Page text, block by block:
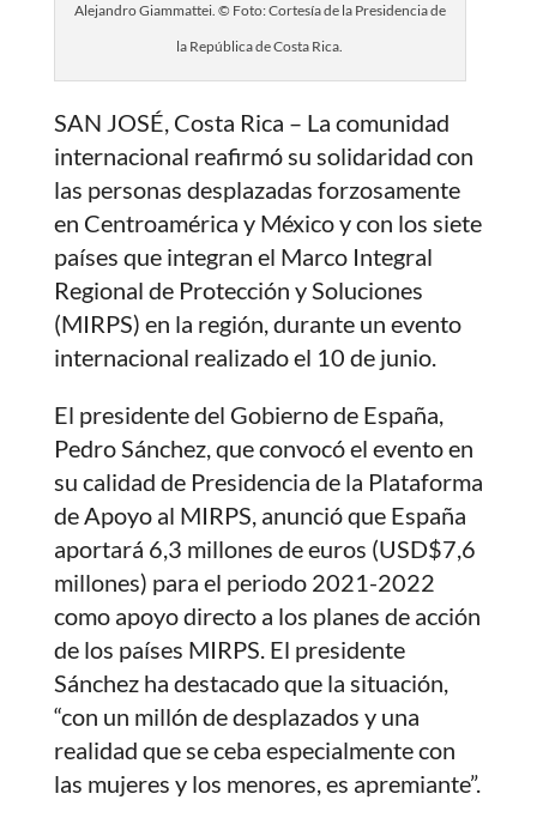
Alejandro Giammattei. © Foto: Cortesía de la Presidencia de
la República de Costa Rica.
SAN JOSÉ, Costa Rica – La comunidad
internacional reafirmó su solidaridad con
las personas desplazadas forzosamente
en Centroamérica y México y con los siete
países que integran el Marco Integral
Regional de Protección y Soluciones
(MIRPS) en la región, durante un evento
internacional realizado el 10 de junio.
El presidente del Gobierno de España,
Pedro Sánchez, que convocó el evento en
su calidad de Presidencia de la Plataforma
de Apoyo al MIRPS, anunció que España
aportará 6,3 millones de euros (USD$7,6
millones) para el periodo 2021-2022
como apoyo directo a los planes de acción
de los países MIRPS. El presidente
Sánchez ha destacado que la situación,
“con un millón de desplazados y una
realidad que se ceba especialmente con
las mujeres y los menores, es apremiante”.